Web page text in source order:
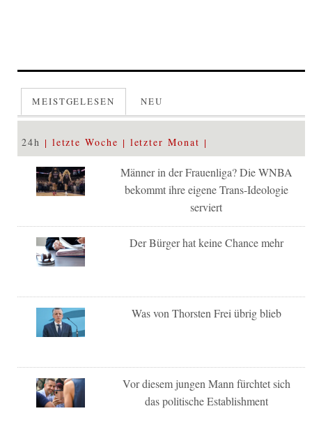
MEISTGELESEN NEU
24h letzte Woche letzter Monat
Männer in der Frauenliga? Die WNBA
bekommt ihre eigene Trans-Ideologie
serviert
Der Bürger hat keine Chance mehr
Was von Thorsten Frei übrig blieb
Vor diesem jungen Mann fürchtet sich
das politische Establishment